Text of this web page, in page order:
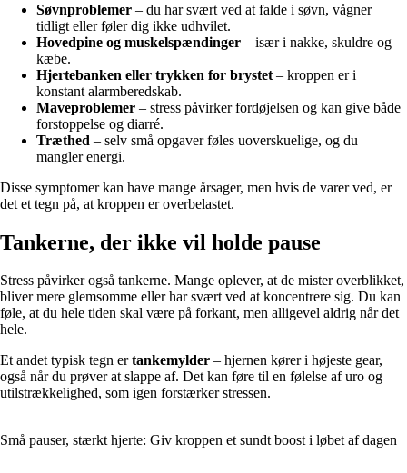
Søvnproblemer – du har svært ved at falde i søvn, vågner
tidligt eller føler dig ikke udhvilet.
Hovedpine og muskelspændinger – især i nakke, skuldre og
kæbe.
Hjertebanken eller trykken for brystet – kroppen er i
konstant alarmberedskab.
Maveproblemer – stress påvirker fordøjelsen og kan give både
forstoppelse og diarré.
Træthed – selv små opgaver føles uoverskuelige, og du
mangler energi.
Disse symptomer kan have mange årsager, men hvis de varer ved, er
det et tegn på, at kroppen er overbelastet.
Tankerne, der ikke vil holde pause
Stress påvirker også tankerne. Mange oplever, at de mister overblikket,
bliver mere glemsomme eller har svært ved at koncentrere sig. Du kan
føle, at du hele tiden skal være på forkant, men alligevel aldrig når det
hele.
Et andet typisk tegn ertankemylder – hjernen kører i højeste gear,
også når du prøver at slappe af. Det kan føre til en følelse af uro og
utilstrækkelighed, som igen forstærker stressen.
Små pauser, stærkt hjerte: Giv kroppen et sundt boost i løbet af dagen